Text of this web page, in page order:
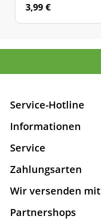
3,99 €
Service-Hotline
Informationen
Service
Zahlungsarten
Wir versenden mit
Partnershops